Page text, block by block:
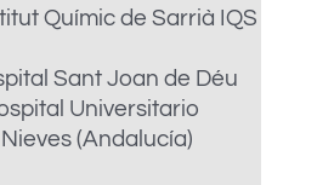
Químic de Sarrià IQS
Sant Joan de Déu
Universitario
(Andalucía)